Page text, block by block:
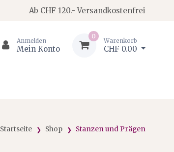
Ab CHF 120.- Versandkostenfrei
Anmelden
Mein Konto
0
Warenkorb
CHF 0.00
Startseite Shop Stanzen und Prägen